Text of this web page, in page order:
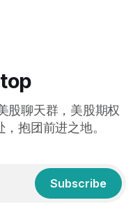
股聊天群，美股期权
抱团前进之地。
Subscribe